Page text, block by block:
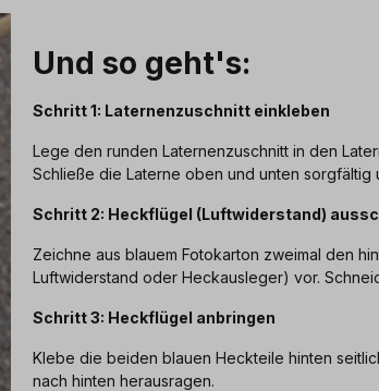
Und so geht's:
Schritt 1: Laternenzuschnitt einkleben
Lege den runden Laternenzuschnitt in den
Schließe die Laterne oben und unten sorgfältig
Schritt 2: Heckflügel (Luftwiderstand)
Zeichne aus blauem Fotokarton zweimal den
Luftwiderstand oder Heckausleger) vor.
Schritt 3: Heckflügel anbringen
Klebe die beiden blauen Heckteile hinten
nach hinten herausragen.